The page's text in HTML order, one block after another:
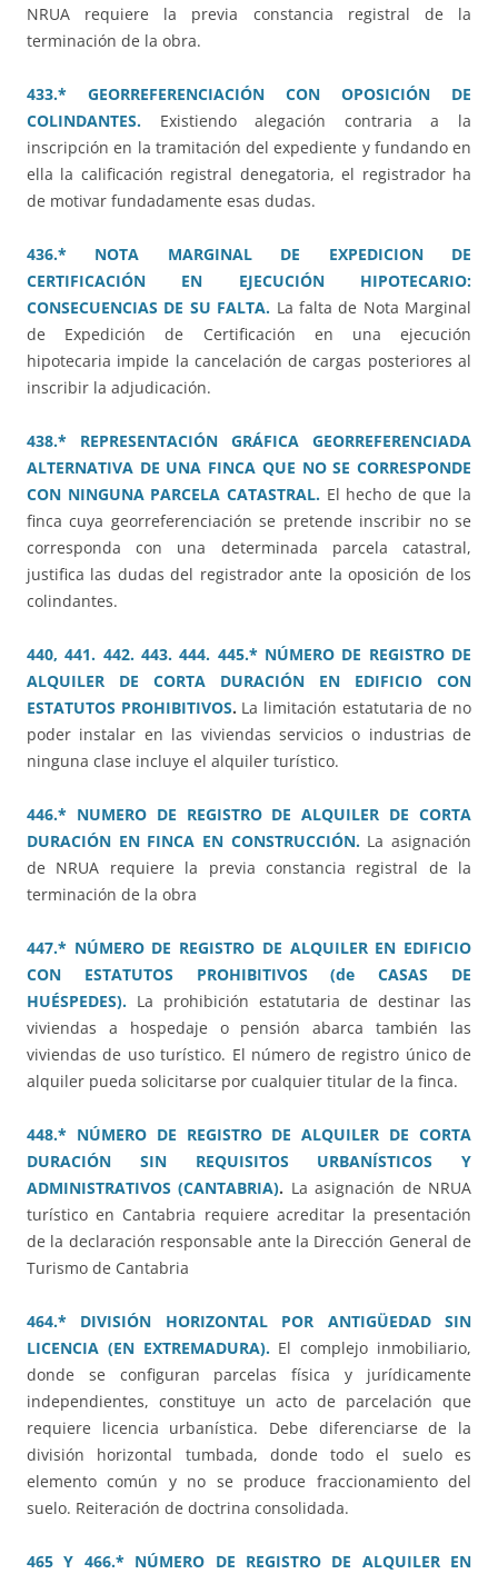
NRUA requiere la previa constancia registral de la
terminación de la obra.
433.* GEORREFERENCIACIÓN CON OPOSICIÓN DE
COLINDANTES. Existiendo alegación contraria a la
inscripción en la tramitación del expediente y fundando en
ella la calificación registral denegatoria, el registrador ha
de motivar fundadamente esas dudas.
436.* NOTA MARGINAL DE EXPEDICION DE
CERTIFICACIÓN EN EJECUCIÓN HIPOTECARIO:
CONSECUENCIAS DE SU FALTA. La falta de Nota Marginal
de Expedición de Certificación en una ejecución
hipotecaria impide la cancelación de cargas posteriores al
inscribir la adjudicación.
438.* REPRESENTACIÓN GRÁFICA GEORREFERENCIADA
ALTERNATIVA DE UNA FINCA QUE NO SE CORRESPONDE
CON NINGUNA PARCELA CATASTRAL.El hecho de que la
finca cuya georreferenciación se pretende inscribir no se
corresponda con una determinada parcela catastral,
justifica las dudas del registrador ante la oposición de los
colindantes.
440, 441. 442. 443. 444. 445.* NÚMERO DE REGISTRO DE
ALQUILER DE CORTA DURACIÓN EN EDIFICIO CON
ESTATUTOS PROHIBITIVOS. La limitación estatutaria de no
poder instalar en las viviendas servicios o industrias de
ninguna clase incluye el alquiler turístico.
446.* NUMERO DE REGISTRO DE ALQUILER DE CORTA
DURACIÓN EN FINCA EN CONSTRUCCIÓN.La asignación
de NRUA requiere la previa constancia registral de la
terminación de la obra
447.* NÚMERO DE REGISTRO DE ALQUILER EN EDIFICIO
CON ESTATUTOS PROHIBITIVOS (de CASAS DE
HUÉSPEDES). La prohibición estatutaria de destinar las
viviendas a hospedaje o pensión abarca también las
viviendas de uso turístico. El número de registro único de
alquiler pueda solicitarse por cualquier titular de la finca.
448.* NÚMERO DE REGISTRO DE ALQUILER DE CORTA
DURACIÓN SIN REQUISITOS URBANÍSTICOS Y
ADMINISTRATIVOS (CANTABRIA). La asignación de NRUA
turístico en Cantabria requiere acreditar la presentación
de la declaración responsable ante la Dirección General de
Turismo de Cantabria
464.* DIVISIÓN HORIZONTAL POR ANTIGÜEDAD SIN
LICENCIA (EN EXTREMADURA). El complejo inmobiliario,
donde se configuran parcelas física y jurídicamente
independientes, constituye un acto de parcelación que
requiere licencia urbanística. Debe diferenciarse de la
división horizontal tumbada, donde todo el suelo es
elemento común y no se produce fraccionamiento del
suelo. Reiteración de doctrina consolidada.
465 Y 466.* NÚMERO DE REGISTRO DE ALQUILER EN